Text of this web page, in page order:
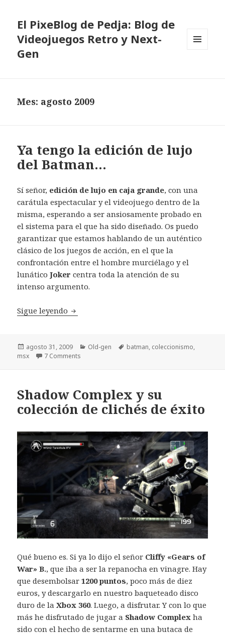
El PixeBlog de Pedja: Blog de
Videojuegos Retro y Next-
Gen
Mes: agosto 2009
Ya tengo la edición de lujo
del Batman…
Sí señor, edición de lujo en caja grande, con una
carátula espectacular y el videojuego dentro de la
misma, esperando a ser ansiosamente probado en
el sistema para el que ha sido diseñado. Os puedo
garantizar que estamos hablando de un auténtico
clásico de los juegos de acción, en el que la
confrontación entre el hombre murciélago y el
lunático Joker centra toda la atención de su
intenso argumento.
Sigue leyendo Ya tengo la edición de lujo del Batman…
Publicado
el
agosto 31, 2009 Categorías
Old-gen Etiquetas
batman, coleccionismo,
msx
7 Comments
Shadow Complex y su
colección de clichés de éxito
Qué bueno es. Si ya lo dijo el señor Cliffy «Gears of
War» B., que iba a ser la repanocha en vinagre. Hay
que desembolsar1200 puntos, poco más de diez
euros, y descargarlo en nuestro baqueteado disco
duro de laXbox 360. Luego, a disfrutar. Y con lo que
más he disfrutado de jugar a Shadow Complex ha
sido con el hecho de sentarme en una butaca de